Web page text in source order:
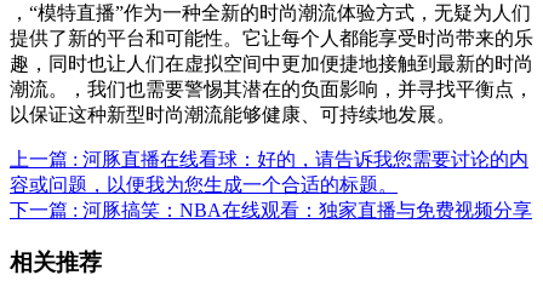
，“模特直播”作为一种全新的时尚潮流体验方式，无疑为人们
提供了新的平台和可能性。它让每个人都能享受时尚带来的乐
趣，同时也让人们在虚拟空间中更加便捷地接触到最新的时尚
潮流。，我们也需要警惕其潜在的负面影响，并寻找平衡点，
以保证这种新型时尚潮流能够健康、可持续地发展。
上一篇 : 河豚直播在线看球：好的，请告诉我您需要讨论的内
容或问题，以便我为您生成一个合适的标题。
下一篇 : 河豚搞笑：NBA在线观看：独家直播与免费视频分享
相关推荐